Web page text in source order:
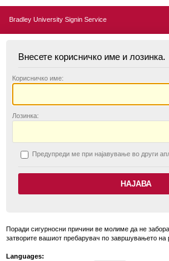
Bradley University Signin Service
Внесете корисничко име и лозинка.
Корисничко име:
Лозинка:
Предупреди ме при најавување во други
Поради сигурносни причини ве молиме да не
затворите вашиот пребарувач по завршувањето на
Languages: